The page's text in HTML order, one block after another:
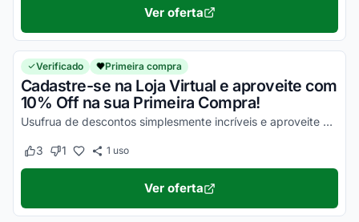
Ver oferta
Verificado Primeira compra
Cadastre-se na Loja Virtual e aproveite com
10% Off na sua Primeira Compra!
Usufrua de descontos simplesmente incríveis e aproveite para economizar!
Este cupom funcionou
3 Este cupom não funcionou
1 1 uso
Ver oferta